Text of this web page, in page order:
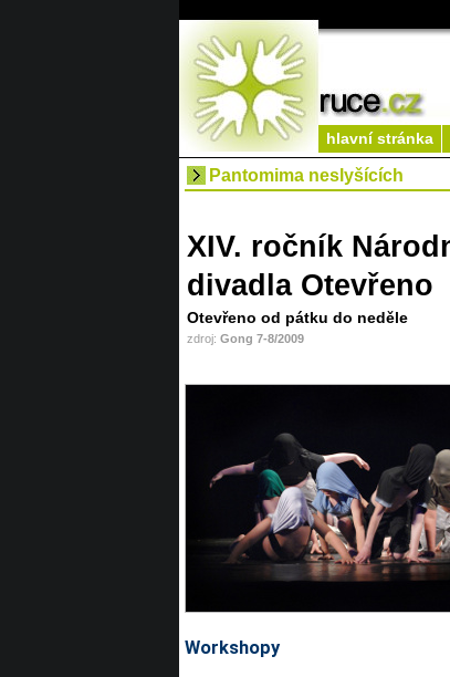
hlavní stránka
Pantomima neslyšících
XIV. ročník
divadla Otevřeno
Otevřeno od pátku do neděle
zdroj: Gong 7-8/2009
Workshopy